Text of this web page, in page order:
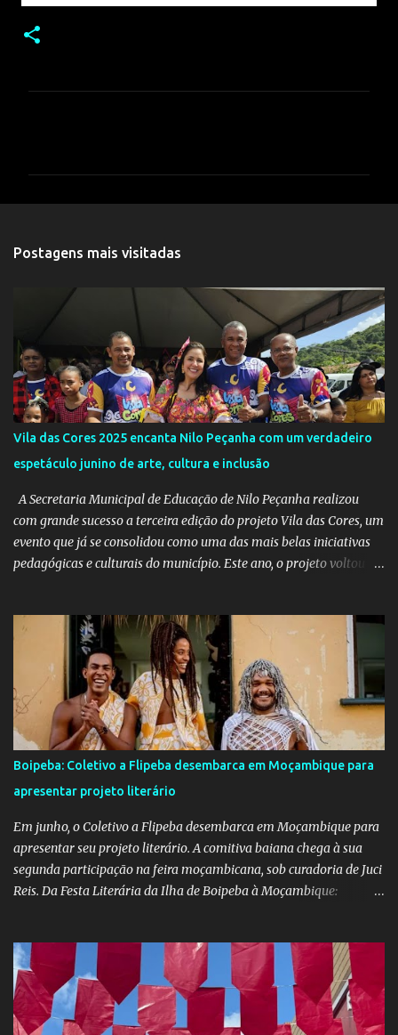
o
s
Postagens mais visitadas
Vila das Cores 2025 encanta Nilo Peçanha com um verdadeiro
espetáculo junino de arte, cultura e inclusão
A Secretaria Municipal de Educação de Nilo Peçanha realizou
com grande sucesso a terceira edição do projeto Vila das Cores, um
evento que já se consolidou como uma das mais belas iniciativas
pedagógicas e culturais do município. Este ano, o projeto voltou a
criatividade e tradição. Entre os dias 16 e 18 de junho, o clima
junino tomou conta das comunidades de Barra dos Carvalhos e
São Francisco, passando por São Benedito e encerrando com
grande estilo na sede do município. Em cada local, os alunos
deram um verdadeiro show de participação e animação, com
apresentações marcadas por muito forró, cores vibrantes, danças
típicas, encenações e um forte espírito de celebração. O projeto é
mais do que uma atividade cultural: é um movimento educativo e
social que une arte, identidade e inclusão. Com o apoio irrestrito
da equipe da Secretaria de Educação e a colaboração de di...
Boipeba: Coletivo a Flipeba desembarca em Moçambique para
apresentar projeto literário
Em junho, o Coletivo a Flipeba desembarca em Moçambique para
apresentar seu projeto literário. A comitiva baiana chega à sua
segunda participação na feira moçambicana, sob curadoria de Juci
Reis. Da Festa Literária da Ilha de Boipeba à Moçambique:
— levará ao continente africano o projeto Escrita Viajante e as
Diversidades Culturais Diaspóricas, representando o Coletivo
Flipeba na Feira do Livro de Maputo, que acontece de 16 a 20 de
junho, reunindo importantes nomes da literatura africana e